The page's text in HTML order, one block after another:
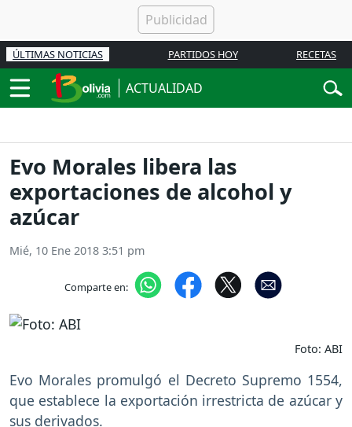
ÚLTIMAS NOTICIAS PARTIDOS HOY RECETAS
ACTUALIDAD
Evo Morales libera las
exportaciones de alcohol y
azúcar
Mié, 10 Ene 2018 3:51 pm
Comparte en:
Foto: ABI
Evo Morales promulgó el Decreto Supremo 1554,
que establece la exportación irrestricta de azúcar y
sus derivados.